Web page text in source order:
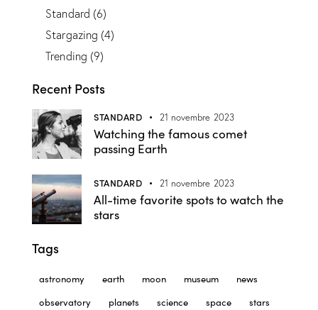
Standard (6)
Stargazing (4)
Trending (9)
Recent Posts
STANDARD 21 novembre 2023
Watching the famous comet
passing Earth
STANDARD 21 novembre 2023
All-time favorite spots to watch the
stars
Tags
astronomy earth moon museum
news
observatory
planets science space
stars